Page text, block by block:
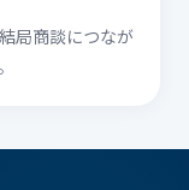
局商談につなが